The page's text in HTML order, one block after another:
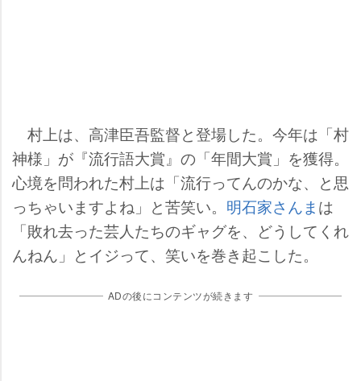
村上は、高津臣吾監督と登場した。今年は「村
神様」が『流行語大賞』の「年間大賞」を獲得。
心境を問われた村上は「流行ってんのかな、と思
っちゃいますよね」と苦笑い。 明石家さんまは
「敗れ去った芸人たちのギャグを、どうしてくれ
んねん」とイジって、笑いを巻き起こした。
ADの後にコンテンツが続きます